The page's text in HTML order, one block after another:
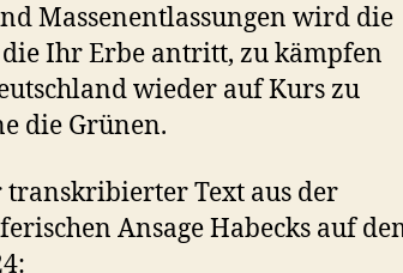
Massenentlassungen wird die
Ihr Erbe antritt, zu kämpfen
wieder auf Kurs zu
die Grünen.
Text aus der
Ansage Habecks auf